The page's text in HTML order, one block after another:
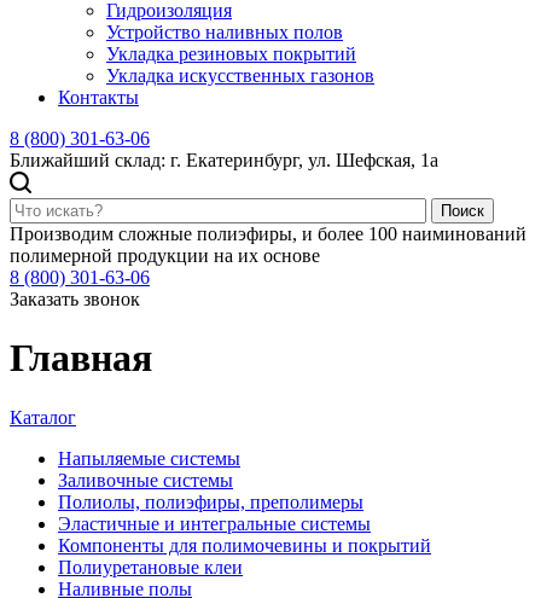
Гидроизоляция
Устройство наливных полов
Укладка резиновых покрытий
Укладка искусственных газонов
Контакты
8 (800) 301-63-06
Ближайший склад: г. Екатеринбург, ул. Шефская, 1а
Поиск
Производим сложные полиэфиры, и более 100 наиминований
полимерной продукции на их основе
8 (800) 301-63-06
Заказать звонок
Главная
Каталог
Напыляемые системы
Заливочные системы
Полиолы, полиэфиры, преполимеры
Эластичные и интегральные системы
Компоненты для полимочевины и покрытий
Полиуретановые клеи
Наливные полы